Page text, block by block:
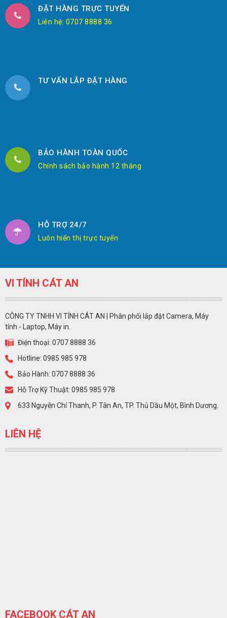
ĐẶT HÀNG TRỰC TUYẾN
Liên hệ: 0707 8888 36
TƯ VẤN LẮP ĐẶT HÀNG
BẢO HÀNH TOÀN QUỐC
Chính sách bảo hành 12 tháng
HỖ TRỢ 24/7
Luôn hiển thị trực tuyến
VI TÍNH CÁT AN
CÔNG TY TNHH VI TÍNH CÁT AN | Phân phối lắp đặt Camera, Máy
tính - Laptop, Máy in.
Điện thoại: 0707 8888 36
Hotline: 0985 985 978
Bảo Hành: 0707 8888 36
Hỗ Trợ Kỹ Thuật: 0985 985 978
633 Nguyễn Chí Thanh, P. Tân An, TP. Thủ Dầu Một, Bình Dương.
LIÊN HỆ
FACEBOOK CÁT AN